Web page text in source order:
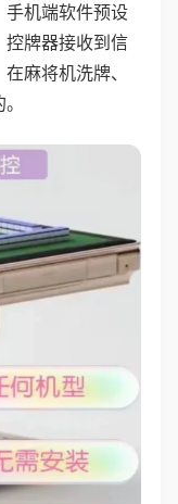
手机端软件预设
控牌器接收到信
麻将机洗牌、